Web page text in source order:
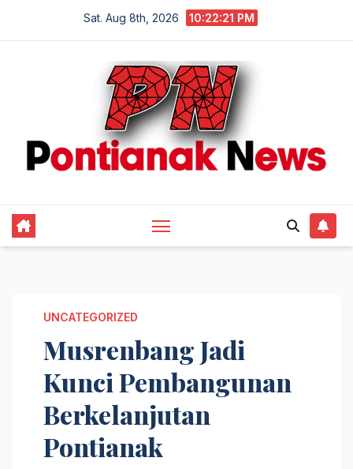
Sat. Aug 8th, 2026 10:22:22 PM
UNCATEGORIZED
Musrenbang Jadi
Kunci Pembangunan
Berkelanjutan
Pontianak